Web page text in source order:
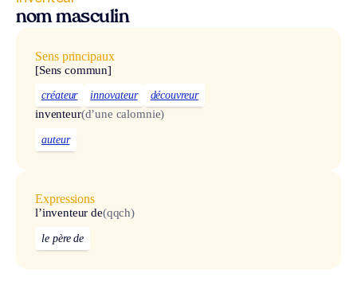
nom masculin
Sens principaux
[Sens commun]
créateur innovateur découvreur
inventeur(d’une calomnie)
auteur
Expressions
l’inventeur de(qqch)
le père de